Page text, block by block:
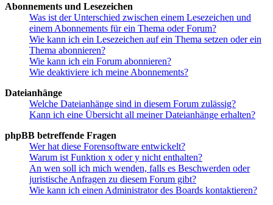
Abonnements und Lesezeichen
Was ist der Unterschied zwischen einem Lesezeichen und
einem Abonnements für ein Thema oder Forum?
Wie kann ich ein Lesezeichen auf ein Thema setzen oder ein
Thema abonnieren?
Wie kann ich ein Forum abonnieren?
Wie deaktiviere ich meine Abonnements?
Dateianhänge
Welche Dateianhänge sind in diesem Forum zulässig?
Kann ich eine Übersicht all meiner Dateianhänge erhalten?
phpBB betreffende Fragen
Wer hat diese Forensoftware entwickelt?
Warum ist Funktion x oder y nicht enthalten?
An wen soll ich mich wenden, falls es Beschwerden oder
juristische Anfragen zu diesem Forum gibt?
Wie kann ich einen Administrator des Boards kontaktieren?